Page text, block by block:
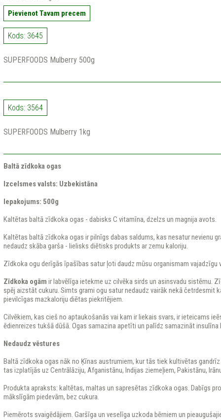
Pievienot Tavam precem
Kods: 3645
SUPERFOODS Mulberry 500g
Kods: 3564
SUPERFOODS Mulberry 1kg
Baltā zīdkoka ogas
Izcelsmes valsts: Uzbekistāna
Iepakojums: 500g
Kaltētas baltā zīdkoka ogas - dabisks C vitamīna, dzelzs un magnija avots.
Kaltētas baltā zīdkoka ogas ir pilnīgs dabas saldums, kas nesatur nevienu
nedaudz skāba garša - lielisks diētisks produkts ar zemu kaloriju.
Zīdkoka ogu derīgās īpašības satur ļoti daudz mūsu organismam vajadzīgu
Zīdkoka ogām ir labvēlīga ietekme uz cilvēka sirds un asinsvadu sistēmu.
spēj aizstāt cukuru. Simts grami ogu satur nedaudz vairāk nekā četrdesmit
pievilcīgas mazkaloriju diētas piekritējiem.
Cilvēkiem, kas cieš no aptaukošanās vai kam ir liekais svars, ir ieteicams
ēdienreizes tukšā dūšā. Ogas samazina apetīti un palīdz samazināt insulīna
Nedaudz vēstures
Baltā zīdkoka ogas nāk no Ķīnas austrumiem, kur tās tiek kultivētas
tas izplatījās uz Centrālāziju, Afganistānu, Indijas ziemeļiem, Pakistānu,
Produkta apraksts: kaltētas, maltas un sapresētas zīdkoka ogas. Dabīgs
mākslīgām piedevām, bez cukura.
Piemērots svaigēdājiem. Garšīga un veselīga uzkoda bērniem un